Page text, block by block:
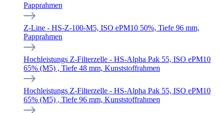
Papprahmen
Z-Line - HS-Z-100-M5, ISO ePM10 50%, Tiefe 96 mm,
Papprahmen
Hochleistungs Z-Filterzelle - HS-Alpha Pak 55, ISO ePM10
65% (M5) , Tiefe 48 mm, Kunststoffrahmen
Hochleistungs Z-Filterzelle - HS-Alpha Pak 55, ISO ePM10
65% (M5) , Tiefe 96 mm, Kunststoffrahmen